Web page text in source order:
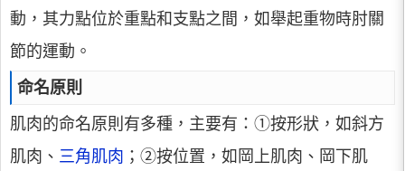
動，其力點位於重點和支點之間，如舉起重物時肘關
節的運動。
命名原則
肌肉的命名原則有多種，主要有：①按形狀，如斜方
肌肉、 三角肌肉 ；②按位置，如岡上肌肉、岡下肌